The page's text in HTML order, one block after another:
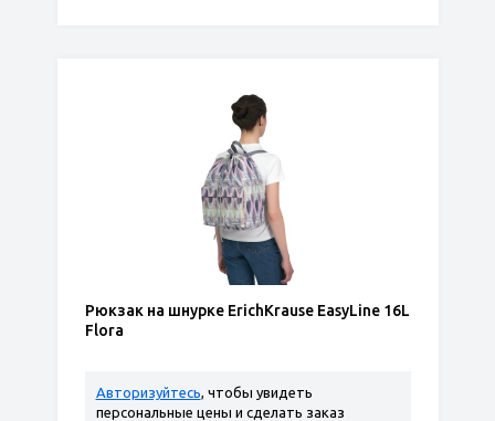
Рюкзак на шнурке ErichKrause EasyLine 16L
Flora
Авторизуйтесь, чтобы увидеть
персональные цены и сделать заказ